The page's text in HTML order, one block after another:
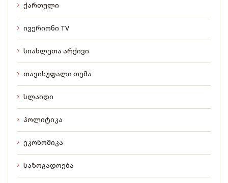
ქართული
ივერიონი TV
სიახლეთა არქივი
თავისუფალი თემა
სლაიდი
პოლიტიკა
ეკონომიკა
საზოგადოება